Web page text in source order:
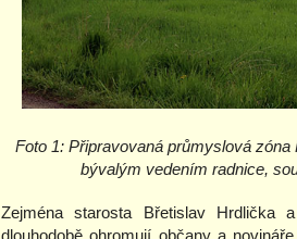
Foto 1: Připravovaná průmyslová
bývalým vedením radnice,
Zejména starosta Břetislav Hrdlička
dlouhodobě ohromují občany a